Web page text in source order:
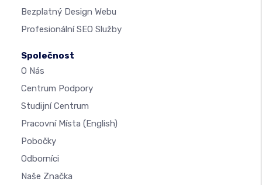
Bezplatný Design Webu
Profesionální SEO Služby
Společnost
O Nás
Centrum Podpory
Studijní Centrum
Pracovní Místa (English)
Pobočky
Odborníci
Naše Značka